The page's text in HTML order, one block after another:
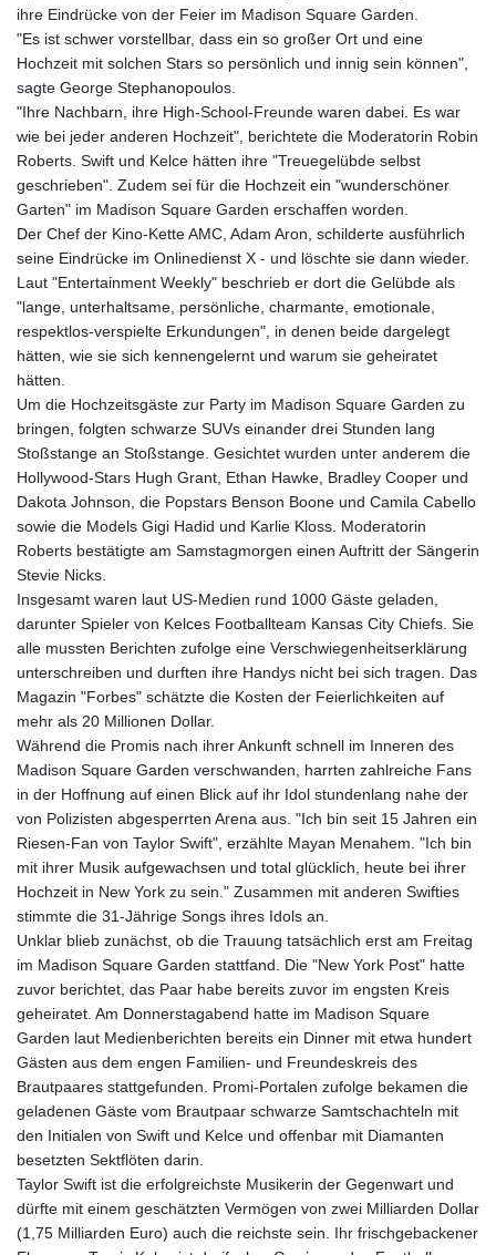
ihre Eindrücke von der Feier im Madison Square Garden.
"Es ist schwer vorstellbar, dass ein so großer Ort und eine
Hochzeit mit solchen Stars so persönlich und innig sein können",
sagte George Stephanopoulos.
"Ihre Nachbarn, ihre High-School-Freunde waren dabei. Es war
wie bei jeder anderen Hochzeit", berichtete die Moderatorin Robin
Roberts. Swift und Kelce hätten ihre "Treuegelübde selbst
geschrieben". Zudem sei für die Hochzeit ein "wunderschöner
Garten" im Madison Square Garden erschaffen worden.
Der Chef der Kino-Kette AMC, Adam Aron, schilderte ausführlich
seine Eindrücke im Onlinedienst X - und löschte sie dann wieder.
Laut "Entertainment Weekly" beschrieb er dort die Gelübde als
"lange, unterhaltsame, persönliche, charmante, emotionale,
respektlos-verspielte Erkundungen", in denen beide dargelegt
hätten, wie sie sich kennengelernt und warum sie geheiratet
hätten.
Um die Hochzeitsgäste zur Party im Madison Square Garden zu
bringen, folgten schwarze SUVs einander drei Stunden lang
Stoßstange an Stoßstange. Gesichtet wurden unter anderem die
Hollywood-Stars Hugh Grant, Ethan Hawke, Bradley Cooper und
Dakota Johnson, die Popstars Benson Boone und Camila Cabello
sowie die Models Gigi Hadid und Karlie Kloss. Moderatorin
Roberts bestätigte am Samstagmorgen einen Auftritt der Sängerin
Stevie Nicks.
Insgesamt waren laut US-Medien rund 1000 Gäste geladen,
darunter Spieler von Kelces Footballteam Kansas City Chiefs. Sie
alle mussten Berichten zufolge eine Verschwiegenheitserklärung
unterschreiben und durften ihre Handys nicht bei sich tragen. Das
Magazin "Forbes" schätzte die Kosten der Feierlichkeiten auf
mehr als 20 Millionen Dollar.
Während die Promis nach ihrer Ankunft schnell im Inneren des
Madison Square Garden verschwanden, harrten zahlreiche Fans
in der Hoffnung auf einen Blick auf ihr Idol stundenlang nahe der
von Polizisten abgesperrten Arena aus. "Ich bin seit 15 Jahren ein
Riesen-Fan von Taylor Swift", erzählte Mayan Menahem. "Ich bin
mit ihrer Musik aufgewachsen und total glücklich, heute bei ihrer
Hochzeit in New York zu sein." Zusammen mit anderen Swifties
stimmte die 31-Jährige Songs ihres Idols an.
Unklar blieb zunächst, ob die Trauung tatsächlich erst am Freitag
im Madison Square Garden stattfand. Die "New York Post" hatte
zuvor berichtet, das Paar habe bereits zuvor im engsten Kreis
geheiratet. Am Donnerstagabend hatte im Madison Square
Garden laut Medienberichten bereits ein Dinner mit etwa hundert
Gästen aus dem engen Familien- und Freundeskreis des
Brautpaares stattgefunden. Promi-Portalen zufolge bekamen die
geladenen Gäste vom Brautpaar schwarze Samtschachteln mit
den Initialen von Swift und Kelce und offenbar mit Diamanten
besetzten Sektflöten darin.
Taylor Swift ist die erfolgreichste Musikerin der Gegenwart und
dürfte mit einem geschätzten Vermögen von zwei Milliarden Dollar
(1,75 Milliarden Euro) auch die reichste sein. Ihr frischgebackener